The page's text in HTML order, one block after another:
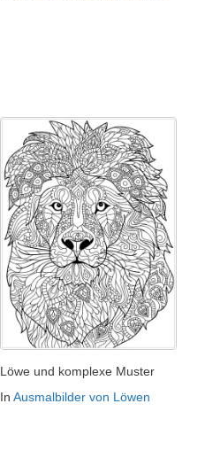
Löwe und komplexe Muster
InAusmalbilder von Löwen